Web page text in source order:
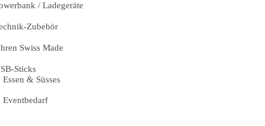
/ Ladegeräte
Zubehör
Swiss Made
Sticks
Essen & Süsses
Eventbedarf